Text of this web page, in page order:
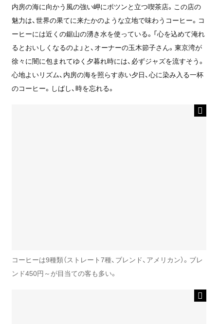
内房の海に向かう風の強い岬にポツンと立つ喫茶店。この店の
魅力は、世界の果てに来たかのような立地で味わうコーヒー。コ
ーヒーには近くの鋸山の湧き水を使っている。「心を込めて淹れ
るとおいしくなるのよ」と、オーナーの玉木節子さん。東京湾が
徐々に闇に包まれてゆく夕暮れ時には、必ずジャズを流すそう。
心地よいリズム、内房の海を照らす赤い夕日、心に染み入る一杯
のコーヒー。しばし、時を忘れる。
コーヒーは9種類（ストレート7種、ブレンド、アメリカン）。ブレ
ンド450円～が目当ての客も多い。